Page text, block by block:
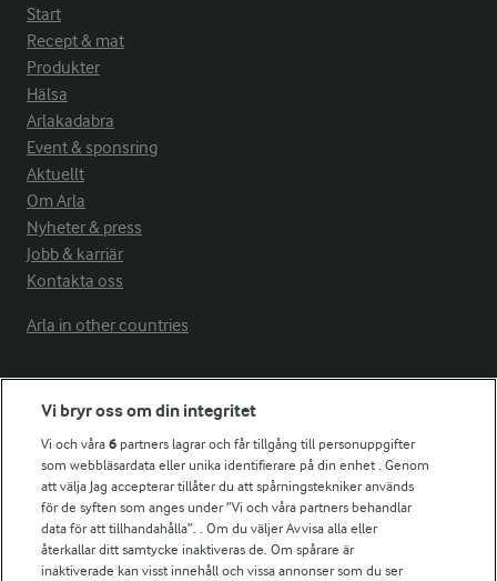
Start
Recept & mat
Produkter
Hälsa
Arlakadabra
Event & sponsring
Aktuellt
Om Arla
Nyheter & press
Jobb & karriär
Kontakta oss
Arla in other countries
Fler Arlasajter
För ägare
Arlas kundportal
Arla.com
Falbygdens Ost
Arla webbshop
Vi bryr oss om din integritet
Vi och våra6 partners lagrar och får tillgång till personuppgifter
som webbläsardata eller unika identifierare på din enhet . Genom
att välja Jag accepterar tillåter du att spårningstekniker används
för de syften som anges under ”Vi och våra partners behandlar
data för att tillhandahålla”. . Om du väljer Avvisa alla eller
återkallar ditt samtycke inaktiveras de. Om spårare är
inaktiverade kan visst innehåll och vissa annonser som du ser